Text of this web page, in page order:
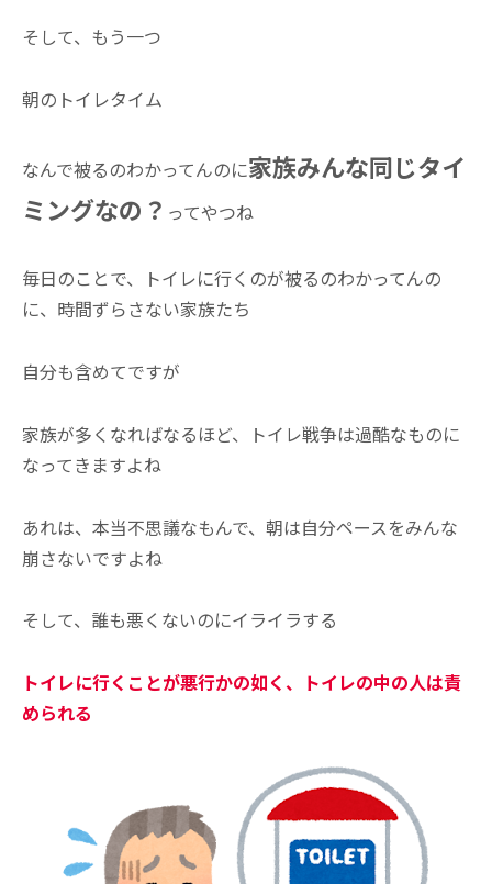
そして、もう一つ
朝のトイレタイム
なんで被るのわかってんのに家族みんな同じタイ
ミングなの？ ってやつね
毎日のことで、トイレに行くのが被るのわかってんの
に、時間ずらさない家族たち
自分も含めてですが
家族が多くなればなるほど、トイレ戦争は過酷なものに
なってきますよね
あれは、本当不思議なもんで、朝は自分ペースをみんな
崩さないですよね
そして、誰も悪くないのにイライラする
トイレに行くことが悪行かの如く、トイレの中の人は責
められる